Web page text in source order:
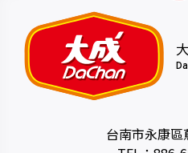
台南市永康